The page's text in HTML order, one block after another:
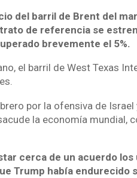
del barril de Brent del
de referencia se
brevemente el 5%.
el barril de West Texas
por la ofensiva de
la economía mundial,
cerca de un acuerdo
Trump había endurecido